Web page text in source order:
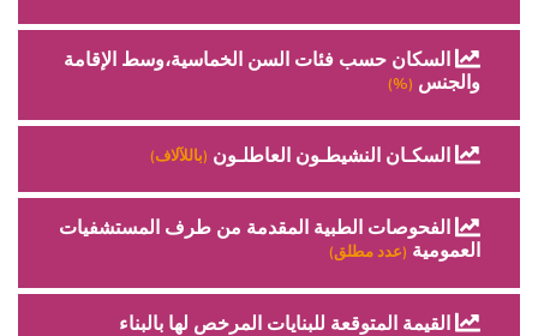
السكان حسب فئات السن الخماسية،وسط الإقامة
والجنس (%)
السكـان النشيطـون العاطلـون (باللآلاف)
الفحوصات الطبية المقدمة من طرف المستشفيات
العمومية (عدد مطلق)
القيمة المتوقعة للبنايات المرخص لها بالبناء